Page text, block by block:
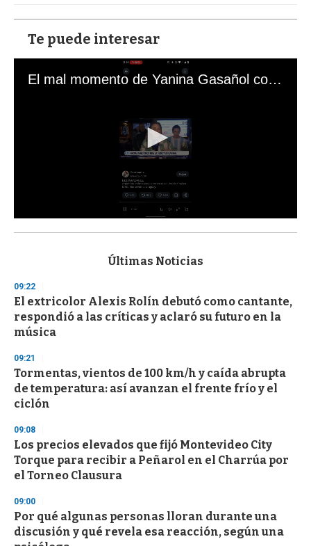
Te puede interesar
El mal momento de Yanina Gasañol con un hincha argentino en "Subrayado"
s
d
s
o
f
3
s
e
c
o
n
Últimas Noticias
09:22
El extricolor Alexis Rolín debutó como cantante,
respondió a las críticas y aclaró su futuro en la
música
09:21
Tormentas, vientos de 100 km/h y caída abrupta
de temperatura: así avanzan el frente frío y el
ciclón
09:08
Los precios elevados que fijó Montevideo City
Torque para recibir a Peñarol en el Charrúa por
el Torneo Clausura
09:00
Por qué algunas personas lloran durante una
discusión y qué revela esa reacción, según una